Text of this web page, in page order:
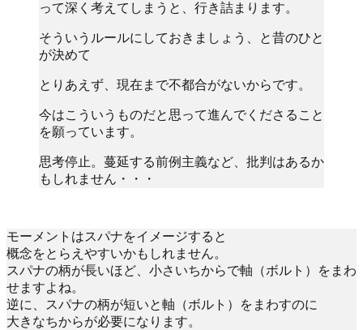
って深く考えてしまうと、行き詰まります。
そういうルールにしておきましょう、と昔のひと
が決めて
とりあえず、現在まで不都合がないからです。
今はこういうものだと思って進んでくださること
を願っています。
思考停止。蔓延する前例主義など、批判はあるか
もしれません・・・
モーメントはスパナをイメージすると
概念をとらえやすいかもしれません。
スパナの柄が長いほど、小さいちからで軸（ボルト）をまわ
せますよね。
逆に、スパナの柄が短いと軸（ボルト）をまわすのに
大きなちからが必要になります。